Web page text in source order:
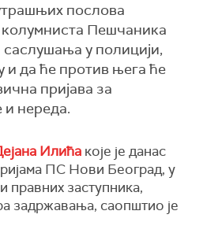
послова
колумниста Пешчаника
у полицији,
и да ће против њега ће
пријава за
нереда.
Илића које је данас
ПС Нови Београд, у
правних заступника,
задржавања, саопштио је